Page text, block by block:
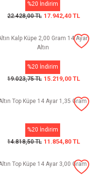
%20 İndirim
22.428,00 TL 17.942,40 TL
Kalp Küpe 2,00 Gram 14 Ayar
Altın
%20 İndirim
19.023,75 TL 15.219,00 TL
Top Küpe 14 Ayar 1,35 Gram
%20 İndirim
14.818,50 TL 11.854,80 TL
Top Küpe 14 Ayar 3,00 Gram